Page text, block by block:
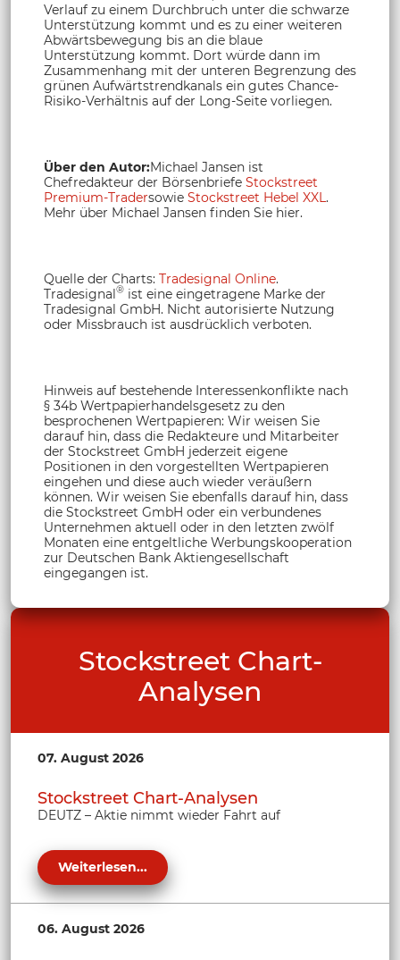
Verlauf zu einem Durchbruch unter die schwarze
Unterstützung kommt und es zu einer weiteren
Abwärtsbewegung bis an die blaue
Unterstützung kommt. Dort würde dann im
Zusammenhang mit der unteren Begrenzung des
grünen Aufwärtstrendkanals ein gutes Chance-
Risiko-Verhältnis auf der Long-Seite vorliegen.
Über den Autor:Michael Jansen ist
Chefredakteur der Börsenbriefe Stockstreet
Premium-Tradersowie Stockstreet Hebel XXL.
Mehr über Michael Jansen finden Sie hier.
Quelle der Charts: Tradesignal Online.
Tradesignal® ist eine eingetragene Marke der
Tradesignal GmbH. Nicht autorisierte Nutzung
oder Missbrauch ist ausdrücklich verboten.
Hinweis auf bestehende Interessenkonflikte nach
§ 34b Wertpapierhandelsgesetz zu den
besprochenen Wertpapieren: Wir weisen Sie
darauf hin, dass die Redakteure und Mitarbeiter
der Stockstreet GmbH jederzeit eigene
Positionen in den vorgestellten Wertpapieren
eingehen und diese auch wieder veräußern
können. Wir weisen Sie ebenfalls darauf hin, dass
die Stockstreet GmbH oder ein verbundenes
Unternehmen aktuell oder in den letzten zwölf
Monaten eine entgeltliche Werbungskooperation
zur Deutschen Bank Aktiengesellschaft
eingegangen ist.
Stockstreet Chart-
Analysen
07. August 2026
Stockstreet Chart-Analysen
DEUTZ – Aktie nimmt wieder Fahrt auf
Weiterlesen...
06. August 2026